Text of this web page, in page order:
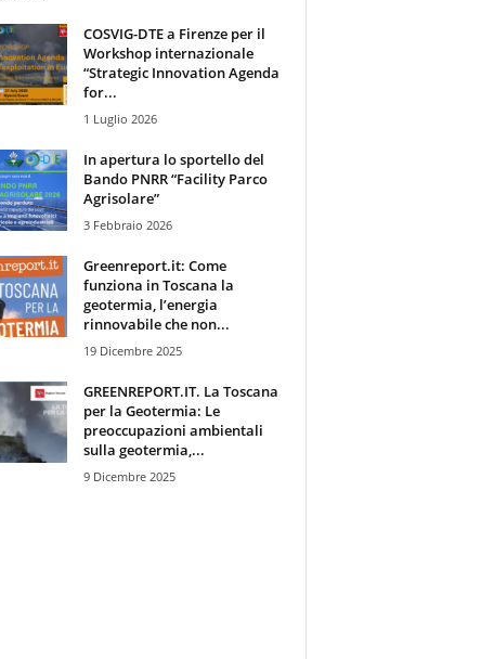
COSVIG-DTE a Firenze per il
Workshop internazionale
“Strategic Innovation Agenda
for...
1 Luglio 2026
In apertura lo sportello del
Bando PNRR “Facility Parco
Agrisolare”
3 Febbraio 2026
Greenreport.it: Come
funziona in Toscana la
geotermia, l’energia
rinnovabile che non...
19 Dicembre 2025
GREENREPORT.IT. La Toscana
per la Geotermia: Le
preoccupazioni ambientali
sulla geotermia,...
9 Dicembre 2025